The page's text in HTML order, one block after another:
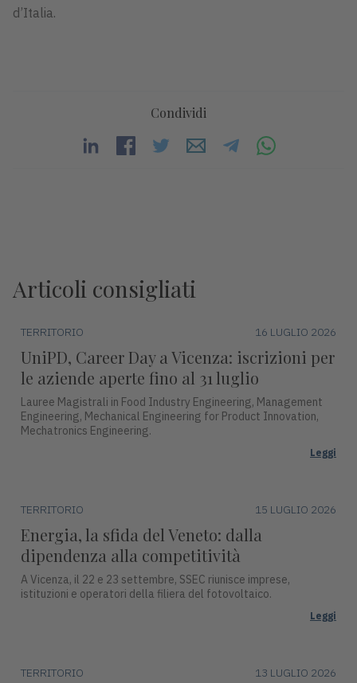
d’Italia.
Condividi
Articoli consigliati
TERRITORIO 16 LUGLIO 2026
UniPD, Career Day a Vicenza: iscrizioni per
le aziende aperte fino al 31 luglio
Lauree Magistrali in Food Industry Engineering, Management
Engineering, Mechanical Engineering for Product Innovation,
Mechatronics Engineering.
Leggi
TERRITORIO 15 LUGLIO 2026
Energia, la sfida del Veneto: dalla
dipendenza alla competitività
A Vicenza, il 22 e 23 settembre, SSEC riunisce imprese,
istituzioni e operatori della filiera del fotovoltaico.
Leggi
TERRITORIO 13 LUGLIO 2026